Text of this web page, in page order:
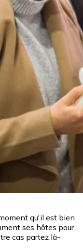
qu'il est bien
ses hôtes pour
cas partez là-